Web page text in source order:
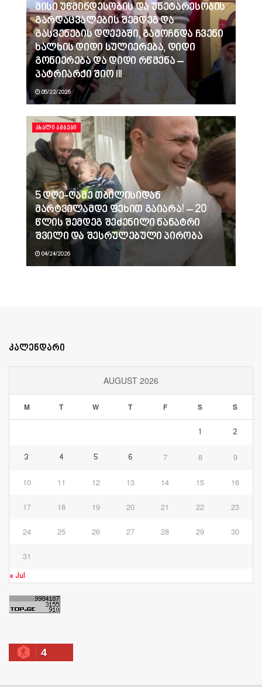
მისი უწმინდესობის და უნეტარესობის
გარდაცვალების შემდეგ და
გასვენების დღეებში, გამოჩნდა ჩვენი
ხალხის დიდი სულიერება, დიდი
გონიერება და დიდი რწმენა –
პატრიარქი შიო III
05/22/2026
ᲐᲮᲐᲚᲘ ᲐᲛᲑᲔᲑᲘ
5 დღე-ღამე თბილისიდან
მარტვილამდე ფეხით გაიარა! – 20
წლის შემდეგ შეძენილი ნანატრი
შვილი და შესრულებული პირობა
04/24/2026
კალენდარი
AUGUST 2026
M T W T F S S
1 2
3 4 5 6 7 8 9
10 11 12 13 14 15 16
17 18 19 20 21 22 23
24 25 26 27 28 29 30
31
« Jul
4